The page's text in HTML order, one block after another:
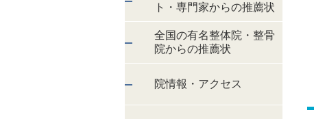
ト・専門家からの推薦状
全国の有名整体院・整骨
院からの推薦状
院情報・アクセス